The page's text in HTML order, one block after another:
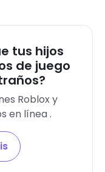
tus hijos
de juego
Roblox y
en línea .